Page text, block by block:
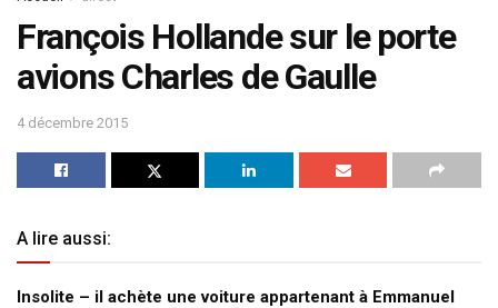
François Hollande sur le porte
avions Charles de Gaulle
4 décembre 2015
A lire aussi:
Insolite – il achète une voiture appartenant à Emmanuel